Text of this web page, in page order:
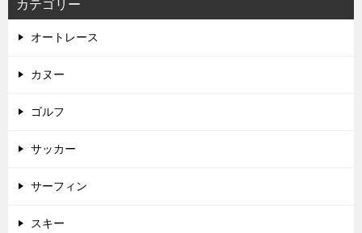
カテゴリー
オートレース
カヌー
ゴルフ
サッカー
サーフィン
スキー